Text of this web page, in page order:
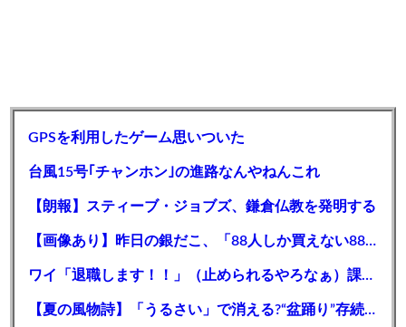
GPSを利用したゲーム思いついた
台風15号｢チャンホン｣の進路なんやねんこれ
【朗報】スティーブ・ジョブズ、鎌倉仏教を発明する
【画像あり】昨日の銀だこ、「88人しか買えない88円」に大行列をなす都民コチラｗｗｗｗｗ
ワイ「退職します！！」（止められるやろなぁ）課長「ええで」部長「ええで」
【夏の風物詩】「うるさい」で消える?“盆踊り”存続の危機 会場数は20年で半減 騒音対策で“サイレント盆ダンス”も